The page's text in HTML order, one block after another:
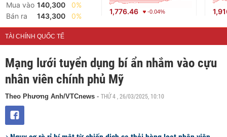
Mua vào 140,300
0%
Bán ra
143,300 0%
1,776.46 -0.04%
TÀI CHÍNH QUỐC TẾ
Mạng lưới tuyển dụng bí ẩn nhắm vào cựu
nhân viên chính phủ Mỹ
Theo Phương Anh/VTCnews - THỨ 4 , 26/03/2025, 10:10